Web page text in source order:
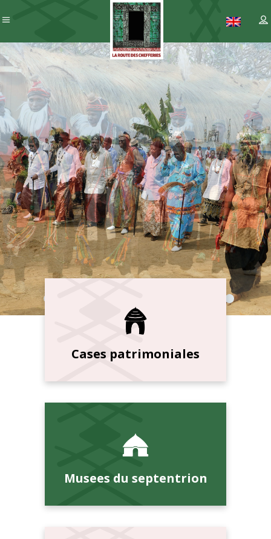
Patrimoine
– ICC
Cases patrimoniales
Musees du septentrion